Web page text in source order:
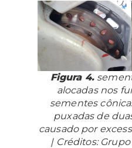
Figura 4.
alocadas nos
sementes
puxadas de
causado por
| Créditos: